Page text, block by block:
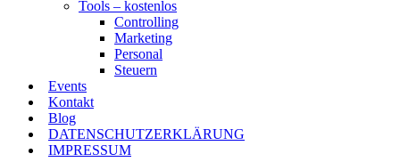
Tools – kostenlos
Controlling
Marketing
Personal
Steuern
Events
Kontakt
Blog
DATENSCHUTZERKLÄRUNG
IMPRESSUM